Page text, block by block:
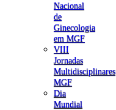
Nacional
de
Ginecologia
em MGF
VIII
Jornadas
Multidisciplinares
MGF
Dia
Mundial